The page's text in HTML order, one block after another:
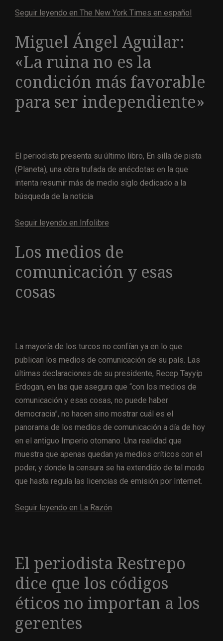
Seguir leyendo en The New York Times en español
Miguel Ángel Aguilar:
«La ruina no es la
condición más favorable
para ser independiente»
El periodista presenta su último libro, En silla de pista
(Planeta), una obra trufada de anécdotas en la que
intenta resumir más de medio siglo dedicado a la
búsqueda de la noticia
Seguir leyendo en Infolibre
Los medios de
comunicación y esas
cosas
La mayoría de los turcos no confían ya en lo que
publican los medios de comunicación de su país. Las
últimas declaraciones de su presidente, Recep Tayyip
Erdogan, en las que asegura que “con los medios de
comunicación y esas cosas, no puede haber
democracia”, no hacen sino mostrar cuál es el
panorama de los medios de comunicación a día de hoy
en el antiguo Imperio otomano. Una realidad que
muestra que apenas quedan ya medios críticos con el
poder, y donde la censura se ha extendido de tal modo
que hasta regula las licencias de emisión por Internet.
Seguir leyendo en La Razón
El periodista Restrepo
dice que los códigos
éticos no importan a los
gerentes